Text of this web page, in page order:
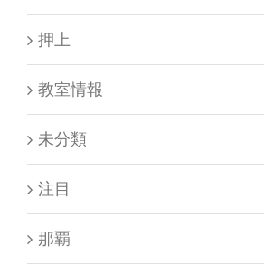
押上
教室情報
未分類
注目
那覇